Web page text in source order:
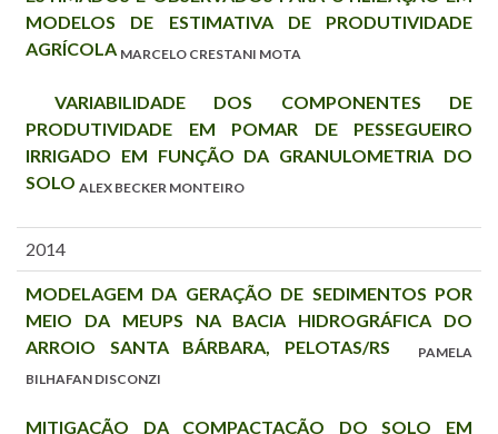
MODELOS DE ESTIMATIVA DE PRODUTIVIDADE
AGRÍCOLA MARCELO CRESTANI MOTA
VARIABILIDADE DOS COMPONENTES DE
PRODUTIVIDADE EM POMAR DE PESSEGUEIRO
IRRIGADO EM FUNÇÃO DA GRANULOMETRIA DO
SOLO ALEX BECKER MONTEIRO
2014
MODELAGEM DA GERAÇÃO DE SEDIMENTOS POR
MEIO DA MEUPS NA BACIA HIDROGRÁFICA DO
ARROIO SANTA BÁRBARA, PELOTAS/RS
PAMELA
BILHAFAN DISCONZI
MITIGAÇÃO DA COMPACTAÇÃO DO SOLO EM